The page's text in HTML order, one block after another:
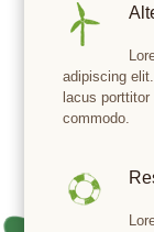
adipiscing
lacus
commodo.